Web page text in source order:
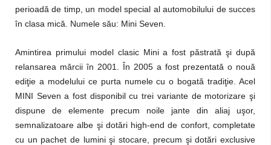
perioadă de timp, un model special al automobilului de succes
în clasa mică. Numele său: Mini Seven.
Amintirea primului model clasic Mini a fost păstrată şi după
relansarea mărcii în 2001. În 2005 a fost prezentată o nouă
ediţie a modelului ce purta numele cu o bogată tradiţie. Acel
MINI Seven a fost disponibil cu trei variante de motorizare şi
dispune de elemente precum noile jante din aliaj uşor,
semnalizatoare albe şi dotări high-end de confort, completate
cu un pachet de lumini şi stocare, precum şi dotări exclusive